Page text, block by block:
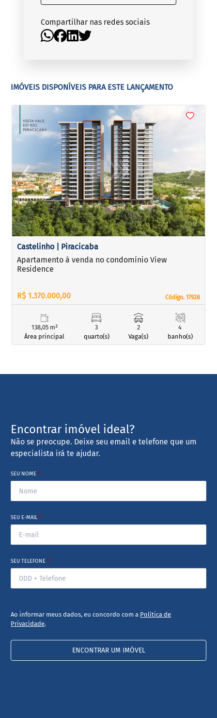
Compartilhar nas redes sociais
IMÓVEIS DISPONÍVEIS PARA ESTE LANÇAMENTO
‹Previous ›Next
Castelinho | Piracicaba
Código. 17928
Código. 17928
Apartamento à venda no condomínio View
Residence
R$ 1.370.000,00
138,05 m²
Área principal
3
quarto(s)
2
Vaga(s)
4
banho(s)
Encontrar imóvel ideal?
Não se preocupe. Deixe seu email e telefone que um
especialista irá te ajudar.
SEU NOME*
SEU E-MAIL*
SEU TELEFONE*
Ao informar meus dados, eu concordo com a Política de
Privacidade.
ENCONTRAR UM IMÓVEL